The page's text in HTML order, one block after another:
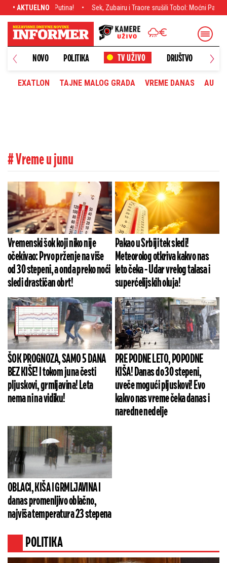
• AKTUELNO
Putina! Sek, Zubairu i Traore srušili Tobol: Moćni Partizan pobedom u
NOVO POLITIKA DRUŠTVO
EXATLON TAJNE MALOG GRADA VREME DANAS
# Vreme u junu
Vremenski šok koji niko nije
očekivao: Prvo prženje na više
od 30 stepeni, a onda preko noći
sledi drastičan obrt!
Pakao u Srbiji tek sledi!
Meteorolog otkriva kakvo nas
leto čeka - Udar vrelog talasa i
superćelijskih oluja!
ŠOK PROGNOZA, SAMO 5 DANA
BEZ KIŠE! I tokom juna česti
pljuskovi, grmljavina! Leta
nema ni na vidiku!
PRE PODNE LETO, POPODNE
KIŠA! Danas do 30 stepeni,
uveče mogući pljuskovi! Evo
kakvo nas vreme čeka danas i
naredne nedelje
OBLACI, KIŠA I GRMLJAVINA I
danas promenljivo oblačno,
najviša temperatura 23 stepena
POLITIKA